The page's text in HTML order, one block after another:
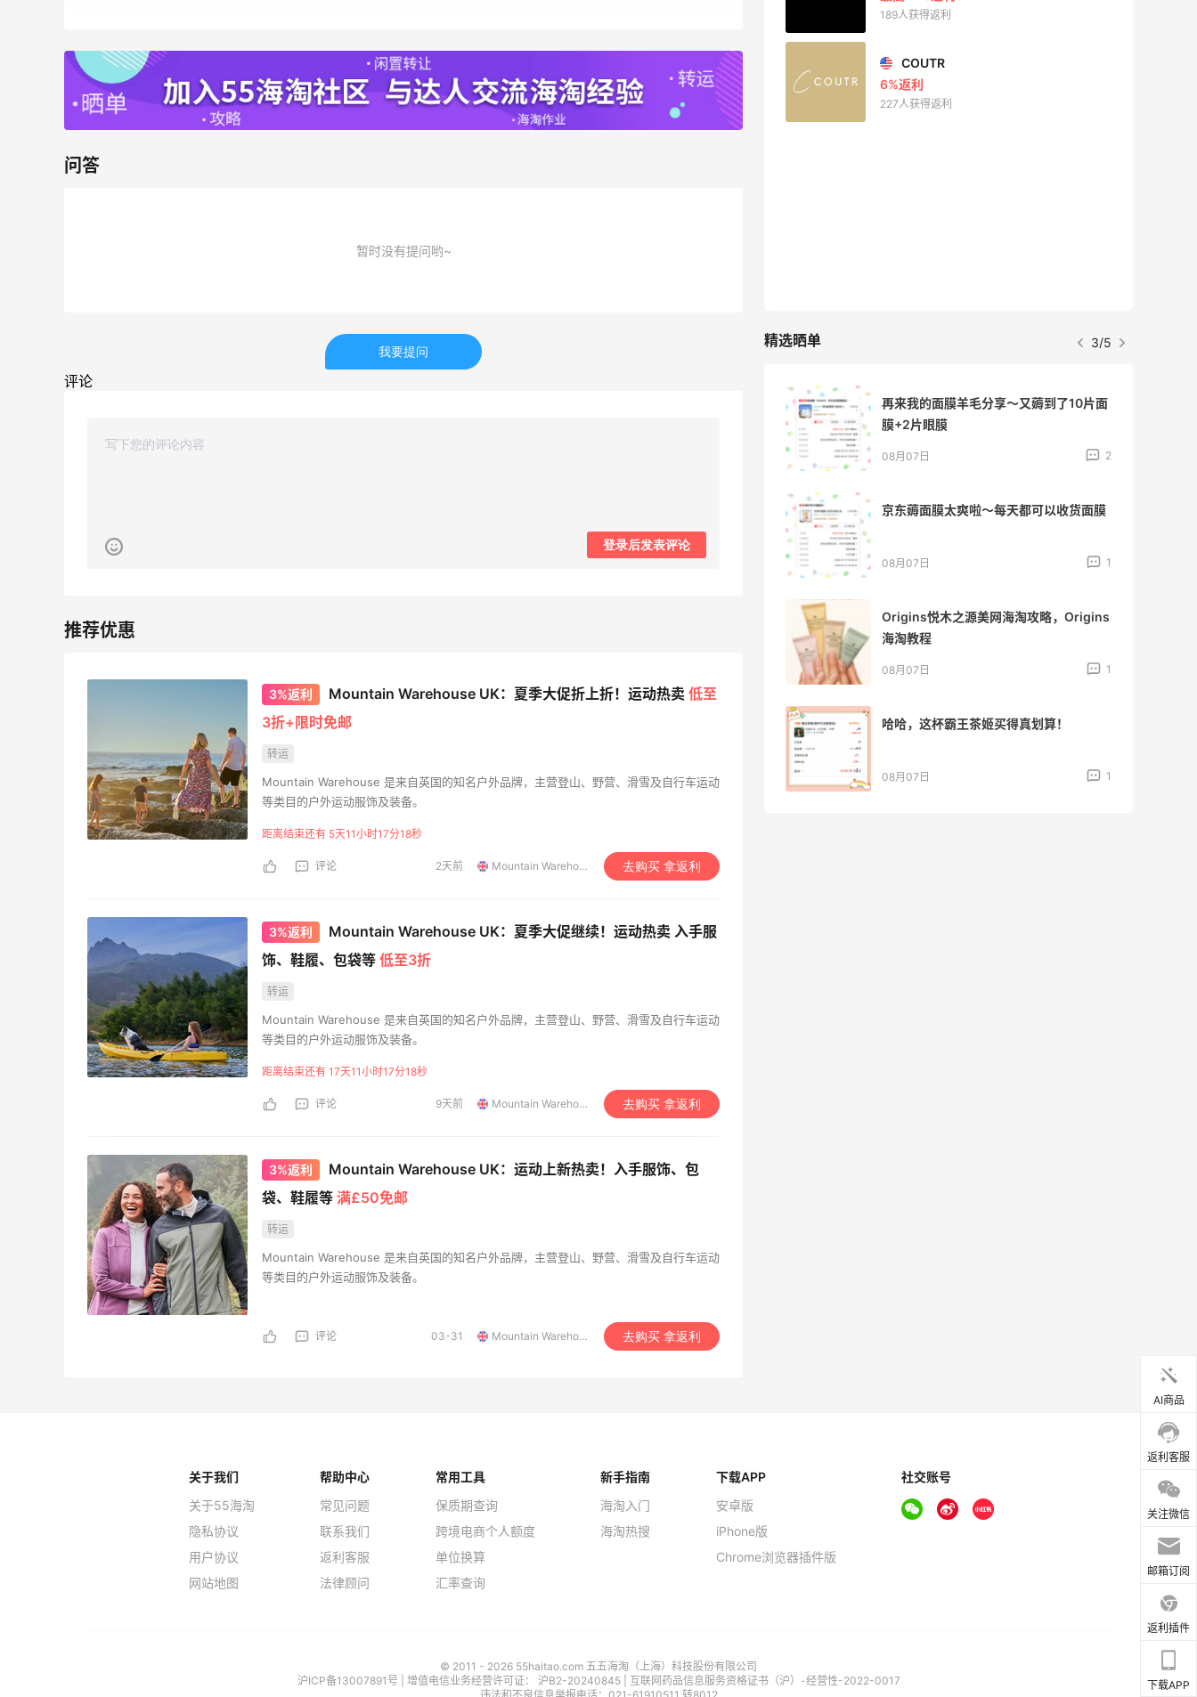
问答
暂时没有提问哟~
我要提问
评论
登录后发表评论
3%返利 Mountain Warehouse UK：夏季大促折上折！运动热卖 低至
3折+限时免邮
转运
Mountain Warehouse 是来自英国的知名户外品牌，主营登山、野营、滑雪及自行车运动
等类目的户外运动服饰及装备。
距离结束还有 5天11小时17分16秒
评论 2天前 Mountain Warehouse UK 去购买 拿返利
3%返利
Mountain Warehouse UK：夏季大促继续！运动热卖 入手服
饰、鞋履、包袋等 低至3折
转运
Mountain Warehouse 是来自英国的知名户外品牌，主营登山、野营、滑雪及自行车运动
等类目的户外运动服饰及装备。
距离结束还有 17天11小时17分16秒
评论 9天前 Mountain Warehouse UK 去购买 拿返利
3%返利
Mountain Warehouse UK：运动上新热卖！入手服饰、包
袋、鞋履等 满£50免邮
转运
Mountain Warehouse 是来自英国的知名户外品牌，主营登山、野营、滑雪及自行车运动
等类目的户外运动服饰及装备。
评论 03-31 Mountain Warehouse UK 去购买 拿返利
4%返利
42人获得返利
6%返利
227人获得返利
6071人成功下单
Biōkreativ
30%返利
54人获得返利
精选晒单 4/5
除了面膜，我还薅到面霜、粉底液、润肤
乳、安睡裤等等
08月07日 08月07日
Dr.Levy精华效果给到夯
08月07日 1
Julian Bakery乳清蛋白棒 | 配料干净到感
08月07日 1
第二单也薅到了！！星巴克4.5拿下焦糖
玛奇朵
08月07日 1
薅到了！！星巴克焦糖玛奇朵0.01元拿下
08月07日 1
AI商品
返利客服
关注微信
邮箱订阅
返利插件
下载APP
关于我们
关于55海淘
隐私协议
用户协议
网站地图
帮助中心
常见问题
联系我们
返利客服
法律顾问
常用工具
保质期查询
跨境电商个人额度
单位换算
汇率查询
新手指南
海淘入门
海淘热搜
下载APP
安卓版
iPhone版
Chrome浏览器插件版
社交账号
© 2011 - 2026 55haitao.com 五五海淘（上海）科技股份有限公司
沪ICP备13007891号
| 增值电信业务经营许可证： 沪B2-20240845
互联网药品信息服务资格证书（沪）-经营性-2022-0017